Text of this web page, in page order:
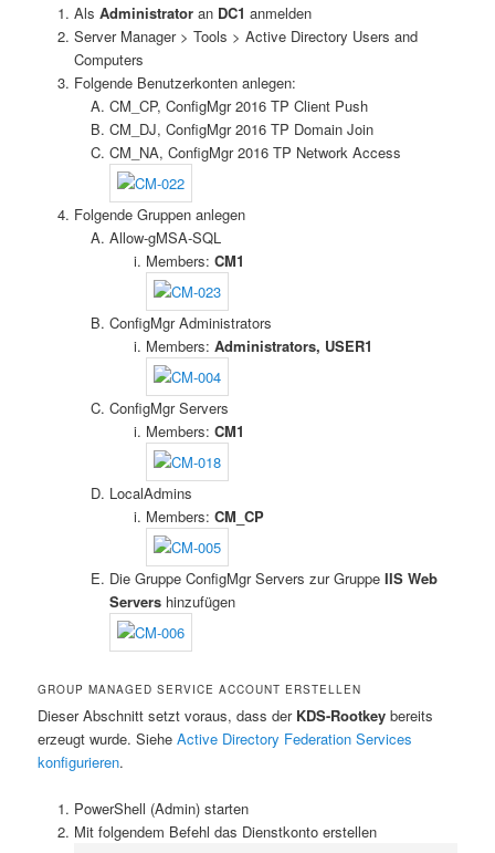
Als Administratoran DC1 anmelden
Server Manager > Tools > Active Directory Users and
Computers
Folgende Benutzerkonten anlegen:
CM_CP, ConfigMgr 2016 TP Client Push
CM_DJ, ConfigMgr 2016 TP Domain Join
CM_NA, ConfigMgr 2016 TP Network Access
Folgende Gruppen anlegen
Allow-gMSA-SQL
Members: CM1
ConfigMgr Administrators
Members: Administrators, USER1
ConfigMgr Servers
Members: CM1
LocalAdmins
Members: CM_CP
Die Gruppe ConfigMgr Servers zur GruppeIIS Web
Servers hinzufügen
GROUP MANAGED SERVICE ACCOUNT ERSTELLEN
Dieser Abschnitt setzt voraus, dass der KDS-Rootkey bereits
erzeugt wurde. SieheActive Directory Federation Services
konfigurieren.
PowerShell (Admin) starten
Mit folgendem Befehl das Dienstkonto erstellen